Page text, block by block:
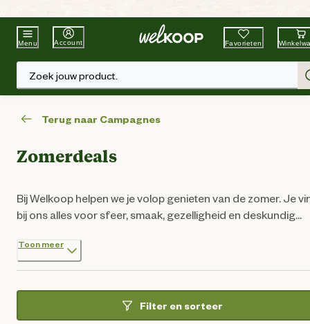
Beste WinkelketenTuin & Dier
Menu Account Favorieten
Zoek jouw product.
Terug naar Campagnes
Zomerdeals
Bij Welkoop helpen we je volop genieten van de zomer. Je
bij ons alles voor sfeer, smaak, gezelligheid en deskundig
Zo weet je precies wat te doen voor een tuin waar genieten
vanzelf gaat... of je nu ontspant, samen eet of de Oranje-
Toon meer
Filter en sorteer